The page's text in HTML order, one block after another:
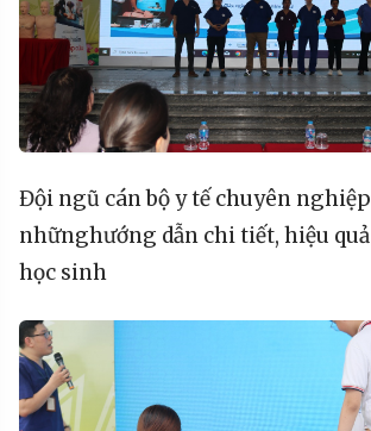
Đội ngũ cánbộytế chuyên nghiệp
nhữnghướng dẫn chitiết, hiệu quả
học sinh